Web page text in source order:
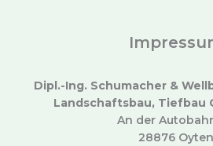
Dipl.-Ing. Schumacher &
Landschaftsbau, Tiefbau
An der
28876 Oyten